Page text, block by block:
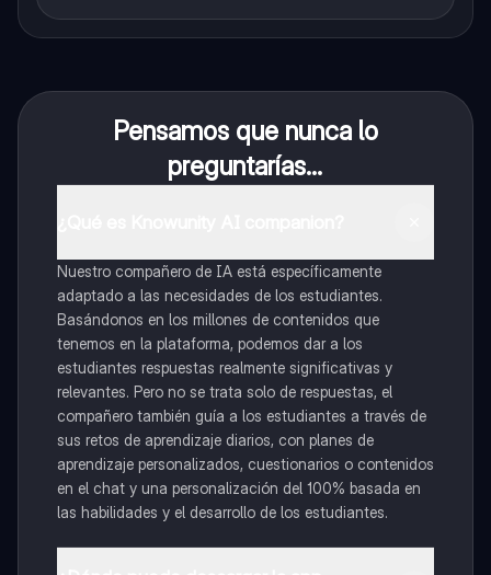
Pensamos que nunca lo
preguntarías...
Nuestro compañero de IA está específicamente
adaptado a las necesidades de los estudiantes.
Basándonos en los millones de contenidos que
tenemos en la plataforma, podemos dar a los
estudiantes respuestas realmente significativas y
relevantes. Pero no se trata solo de respuestas, el
compañero también guía a los estudiantes a través de
sus retos de aprendizaje diarios, con planes de
aprendizaje personalizados, cuestionarios o contenidos
en el chat y una personalización del 100% basada en
las habilidades y el desarrollo de los estudiantes.